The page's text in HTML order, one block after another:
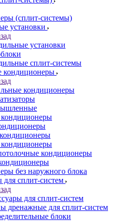
(сплит-системы)
установки
установки
сплит-системы
кондиционеры
кондиционеры
кондиционеры
без наружного блока
для сплит-систем
для сплит-систем
дренажные для сплит-систем
блоки